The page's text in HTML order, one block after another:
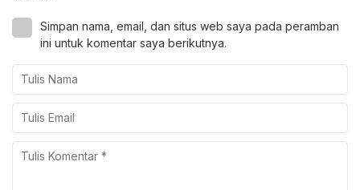
Simpan nama, email, dan situs web saya pada peramban
ini untuk komentar saya berikutnya.